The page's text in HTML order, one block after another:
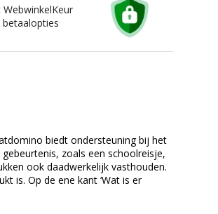
biedt ondersteuning bij het
zoals een schoolreisje,
ook daadwerkelijk vasthouden.
is. Op de ene kant ‘Wat is er